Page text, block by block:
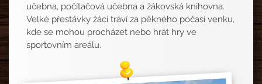
učebna, počítačová učebna a žákovská knihovna.
Velké přestávky žáci tráví za pěkného počasí venku,
kde se mohou procházet nebo hrát hry ve
sportovním areálu.